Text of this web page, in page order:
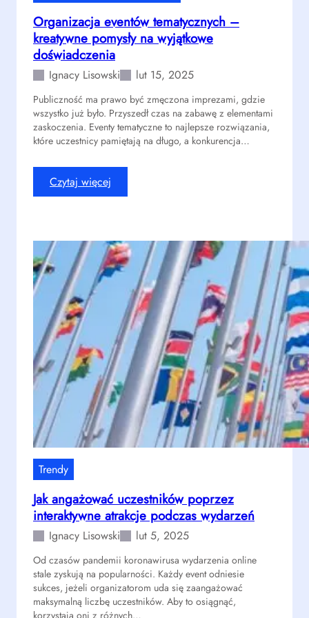
r
o
f
i
:
z
w
i
ę
k
z
i
e
w
c
z
n
o
ś
c
i
d
ę
k
s
y
m
b
o
w
o
r
g
a
i
z
a
c
j
e
n
t
ó
ę
d
z
y
n
a
r
o
w
y
c
h
Organizacja eventów tematycznych –
kreatywne pomysły na wyjątkowe
doświadczenia
Ignacy Lisowski lut 15, 2025
Publiczność ma prawo być zmęczona imprezami, gdzie
wszystko już było. Przyszedł czas na zabawę z elementami
zaskoczenia. Eventy tematyczne to najlepsze rozwiązania,
które uczestnicy pamiętają na długo, a konkurencja…
Czytaj więcej
O
a
n
i
a
e
v
e
n
t
ó
e
m
a
y
c
z
n
Trendy
Jak angażować uczestników poprzez
interaktywne atrakcje podczas wydarzeń
Ignacy Lisowski lut 5, 2025
Od czasów pandemii koronawirusa wydarzenia online
stale zyskują na popularności. Każdy event odniesie
sukces, jeżeli organizatorom uda się zaangażować
maksymalną liczbę uczestników. Aby to osiągnąć,
korzystają oni z różnych…